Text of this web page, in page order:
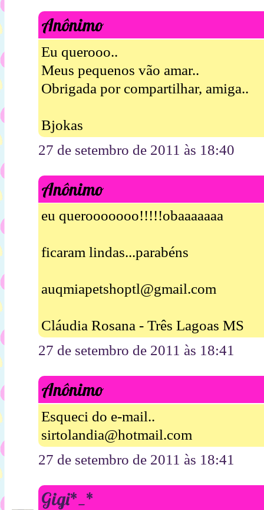
Anônimo
Eu querooo..
Meus pequenos vão amar..
Obrigada por compartilhar, amiga..
Bjokas
27 de setembro de 2011 às 18:40
Anônimo
eu querooooooo!!!!!obaaaaaaa
ficaram lindas...parabéns
auqmiapetshoptl@gmail.com
Cláudia Rosana - Três Lagoas MS
27 de setembro de 2011 às 18:41
Anônimo
Esqueci do e-mail..
sirtolandia@hotmail.com
27 de setembro de 2011 às 18:41
Gigi*_*